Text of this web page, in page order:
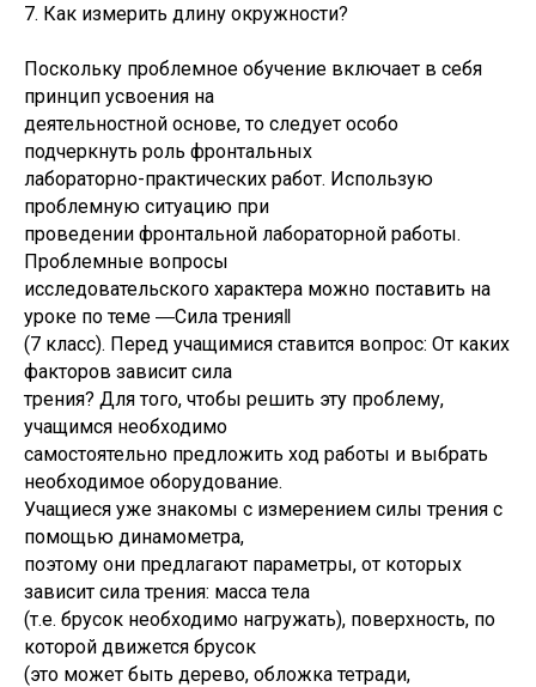
7. Как измерить длину окружности?
Поскольку проблемное обучение включает в себя
принцип усвоения на
деятельностной основе, то следует особо
подчеркнуть роль фронтальных
лабораторно-практических работ. Использую
проблемную ситуацию при
проведении фронтальной лабораторной работы.
Проблемные вопросы
исследовательского характера можно поставить на
уроке по теме ―Сила трения‖
(7 класс). Перед учащимися ставится вопрос: От каких
факторов зависит сила
трения? Для того, чтобы решить эту проблему,
учащимся необходимо
самостоятельно предложить ход работы и выбрать
необходимое оборудование.
Учащиеся уже знакомы с измерением силы трения с
помощью динамометра,
поэтому они предлагают параметры, от которых
зависит сила трения: масса тела
(т.е. брусок необходимо нагружать), поверхность, по
которой движется брусок
(это может быть дерево, обложка тетради,